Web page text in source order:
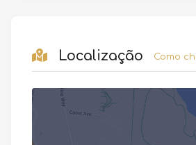
Localização Como